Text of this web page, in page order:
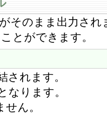
そのまま出力され
とができます。
されます。
なります。
ん。